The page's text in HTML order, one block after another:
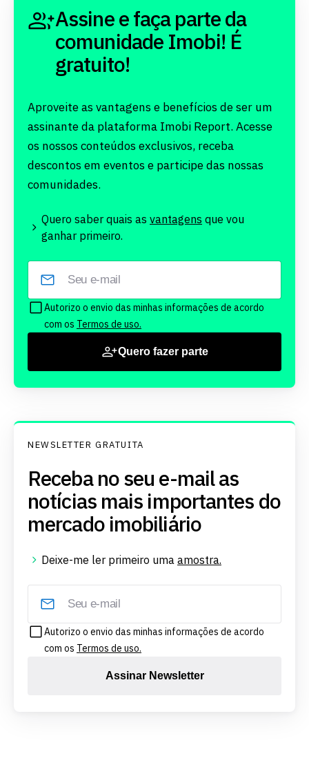
Assine e faça parte da
comunidade Imobi! É
gratuito!
Aproveite as vantagens e benefícios de ser um
assinante da plataforma Imobi Report. Acesse
os nossos conteúdos exclusivos, receba
descontos em eventos e participe das nossas
comunidades.
Quero saber quais as vantagens que vou
ganhar primeiro.
Autorizo o envio das minhas informações de acordo
com os Termos de uso.
Quero fazer parte
NEWSLETTER GRATUITA
Receba no seu e-mail as
notícias mais importantes do
mercado imobiliário
Deixe-me ler primeiro uma amostra.
Autorizo o envio das minhas informações de acordo
com os Termos de uso.
Assinar Newsletter